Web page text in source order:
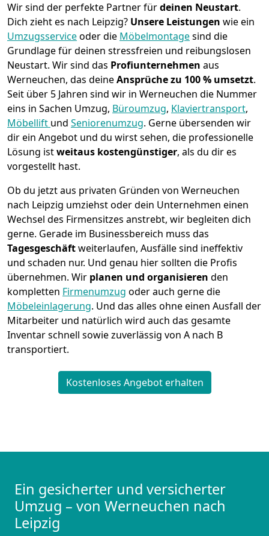
Wir sind der perfekte Partner fürdeinen Neustart.
Dich zieht es nach Leipzig? Unsere Leistungen wie ein
Umzugsserviceoder die Möbelmontagesind die
Grundlage für deinen stressfreien und reibungslosen
Neustart. Wir sind das Profiunternehmen aus
Werneuchen, das deineAnsprüche zu 100 % umsetzt.
Seit über 5 Jahren sind wir in Werneuchen die Nummer
eins in Sachen Umzug, Büroumzug, Klaviertransport,
Möbellift und Seniorenumzug. Gerne übersenden wir
dir ein Angebot und du wirst sehen, die professionelle
Lösung istweitaus kostengünstiger, als du dir es
vorgestellt hast.
Ob du jetzt aus privaten Gründen von Werneuchen
nach Leipzig umziehst oder dein Unternehmen einen
Wechsel des Firmensitzes anstrebt, wir begleiten dich
gerne. Gerade im Businessbereich muss das
Tagesgeschäftweiterlaufen, Ausfälle sind ineffektiv
und schaden nur. Und genau hier sollten die Profis
übernehmen. Wir planen und organisieren den
kompletten Firmenumzug oder auch gerne die
Möbeleinlagerung. Und das alles ohne einen Ausfall der
Mitarbeiter und natürlich wird auch das gesamte
Inventar schnell sowie zuverlässig von A nach B
transportiert.
Kostenloses Angebot erhalten
Ein gesicherter und versicherter
Umzug – von Werneuchen nach
Leipzig